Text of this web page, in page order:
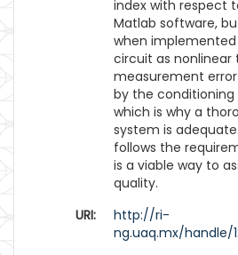
index with respect
Matlab software,
when
circuit as nonlinear
measurement
by the
which is why a
system is
follows the
is a viable way to
quality.
URI:
http://ri-
ng.uaq.mx/handle/